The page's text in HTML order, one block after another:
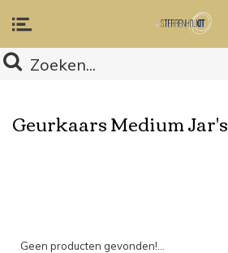
Geurkaars Medium Jar's
Geen producten gevonden!...